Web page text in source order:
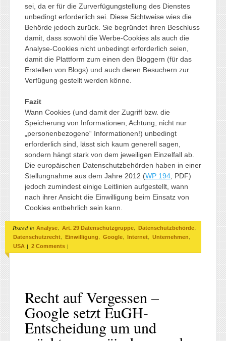
sei, da er für die Zurverfügungstellung des Dienstes
unbedingt erforderlich sei. Diese Sichtweise wies die
Behörde jedoch zurück. Sie begründet ihren Beschluss
damit, dass sowohl die Werbe-Cookies als auch die
Analyse-Cookies nicht unbedingt erforderlich seien,
damit die Plattform zum einen den Bloggern (für das
Erstellen von Blogs) und auch deren Besuchern zur
Verfügung gestellt werden könne.
Fazit
Wann Cookies (und damit der Zugriff bzw. die
Speicherung von Informationen; Achtung, nicht nur
„personenbezogene“ Informationen!) unbedingt
erforderlich sind, lässt sich kaum generell sagen,
sondern hängt stark von dem jeweiligen Einzelfall ab.
Die europäischen Datenschutzbehörden haben in einer
Stellungnahme aus dem Jahre 2012 (WP 194, PDF)
jedoch zumindest einige Leitlinien aufgestellt, wann
nach ihrer Ansicht die Einwilligung beim Einsatz von
Cookies entbehrlich sein kann.
Posted in Analyse, Art. 29 Datenschutzgruppe, Datenschutzbehörde,
Datenschutzrecht, Einwilligung, Google, Internet, Unternehmen,
USA | 2 Comments |
Recht auf Vergessen –
Google setzt EuGH-
Entscheidung um und